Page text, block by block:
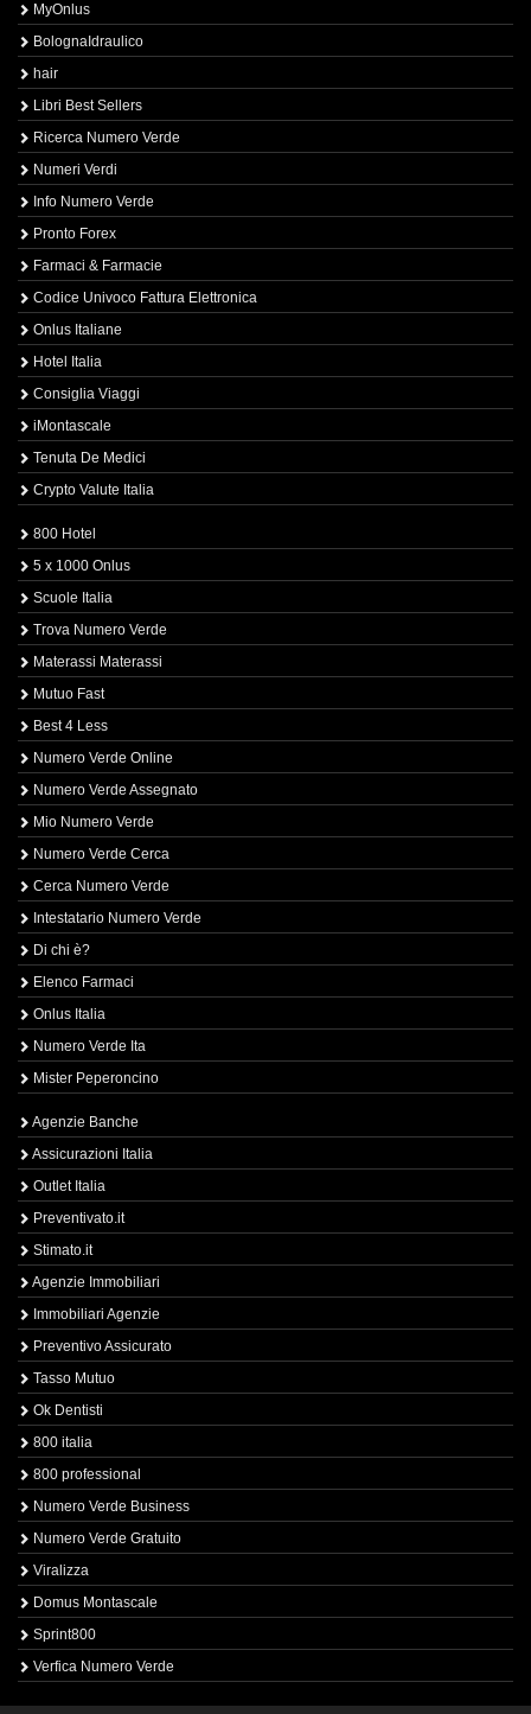
MyOnlus
BolognaIdraulico
hair
Libri Best Sellers
Ricerca Numero Verde
Numeri Verdi
Info Numero Verde
Pronto Forex
Farmaci & Farmacie
Codice Univoco Fattura Elettronica
Onlus Italiane
Hotel Italia
Consiglia Viaggi
iMontascale
Tenuta De Medici
Crypto Valute Italia
800 Hotel
5 x 1000 Onlus
Scuole Italia
Trova Numero Verde
Materassi Materassi
Mutuo Fast
Best 4 Less
Numero Verde Online
Numero Verde Assegnato
Mio Numero Verde
Numero Verde Cerca
Cerca Numero Verde
Intestatario Numero Verde
Di chi è?
Elenco Farmaci
Onlus Italia
Numero Verde Ita
Mister Peperoncino
Agenzie Banche
Assicurazioni Italia
Outlet Italia
Preventivato.it
Stimato.it
Agenzie Immobiliari
Immobiliari Agenzie
Preventivo Assicurato
Tasso Mutuo
Ok Dentisti
800 italia
800 professional
Numero Verde Business
Numero Verde Gratuito
Viralizza
Domus Montascale
Sprint800
Verfica Numero Verde